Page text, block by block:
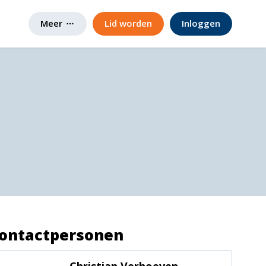
Meer Lid worden Inloggen